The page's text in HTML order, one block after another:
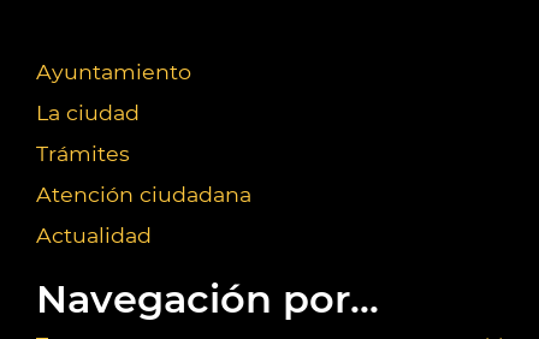
Ayuntamiento
La ciudad
Trámites
Atención ciudadana
Actualidad
Navegación por...